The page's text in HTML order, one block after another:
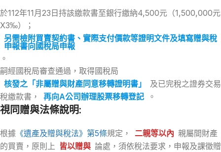
於112年11月23日持該繳款書至銀行繳納4,500元（1,500,000元
X3‰）；
另需檢附買賣契約書、實際支付價款等證明文件及填寫贈與稅
申報書向國稅局申報
。
嗣經國稅局審查通過，取得國稅局
核發之「非屬贈與財產同意移轉證明書」
及已完稅之證券交易
稅繳款書，
再向A公司辦理股票移轉登記 。
視同贈與法條說明:
根據 《遺產及贈與稅法》第5條規定， 二親等以內 親屬間財產
的買賣，原則上 皆以贈與 論處，須依稅法要求，申報及課徵贈